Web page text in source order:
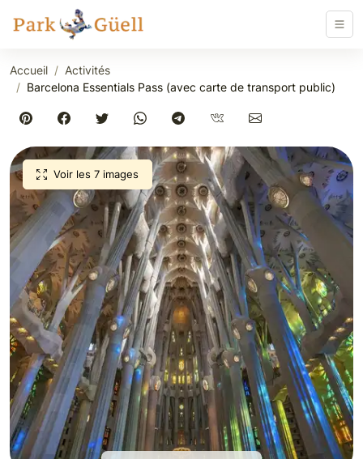
Accueil
Activités
Barcelona Essentials Pass (avec carte de transport public)
Voir les 7 images